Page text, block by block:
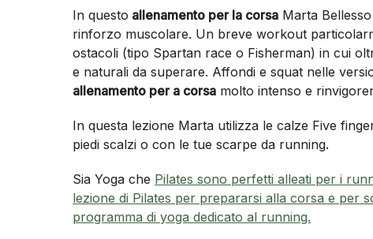
In questo allenamento per la corsa Marta
rinforzo muscolare. Un breve workout
ostacoli (tipo Spartan race o Fisherman) in cui
e naturali da superare. Affondi e squat nelle
allenamento per a corsa molto intenso e
In questa lezione Marta utilizza le calze Five
piedi scalzi o con le tue scarpe da running.
Sia Yoga che Pilates sono perfetti alleati per i
lezione di Pilates per prepararsi alla corsa e per
programma di yoga dedicato al running.